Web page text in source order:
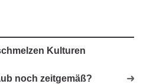
Kulturen
noch zeitgemäß?